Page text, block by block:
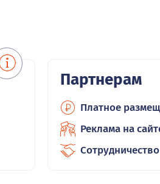
Партнерам
Платное
Реклама на
Сотрудничество